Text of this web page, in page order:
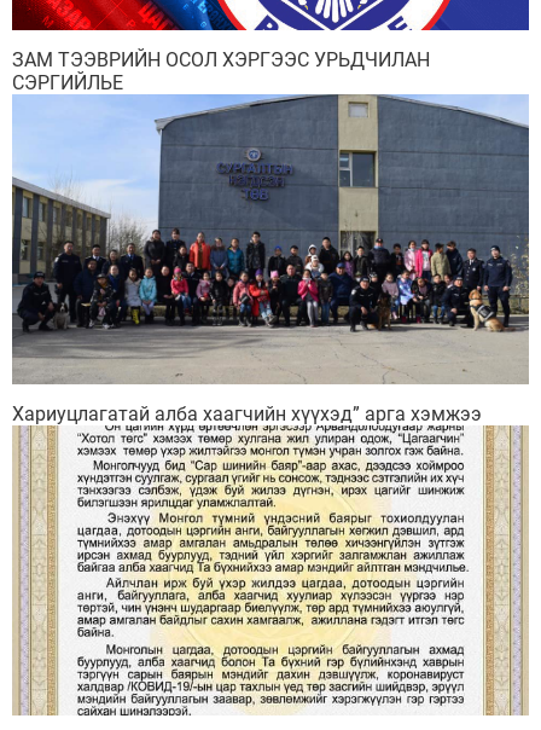
ЗАМ ТЭЭВРИЙН ОСОЛ ХЭРГЭЭС УРЬДЧИЛАН
СЭРГИЙЛЬЕ
Хариуцлагатай алба хаагчийн хүүхэд” арга хэмжээ